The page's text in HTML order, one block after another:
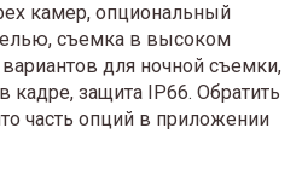
камер, опциональный
съемка в высоком
для ночной съемки,
кадре, защита IP66. Обратить
часть опций в приложении